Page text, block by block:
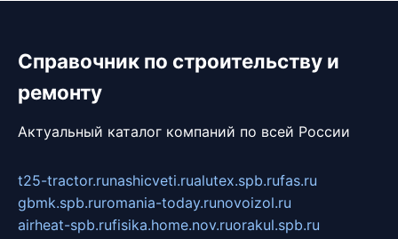
Справочник по строительству и
ремонту
Актуальный каталог компаний по всей России
t25-tractor.runashicveti.rualutex.spb.rufas.ru
gbmk.spb.ruromania-today.runovoizol.ru
airheat-spb.rufisika.home.nov.ruorakul.spb.ru